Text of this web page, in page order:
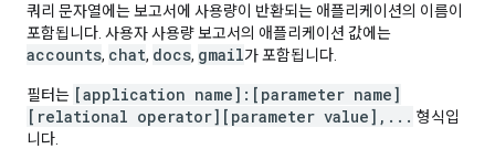
쿼리 문자열에는 보고서에 사용량이 반환되는 애플리케이션의 이름이
포함됩니다. 사용자 사용량 보고서의 애플리케이션 값에는
accounts, chat, docs, gmail가 포함됩니다.
필터는 [application name]:[parameter name]
[relational operator][parameter value],... 형식입
니다.